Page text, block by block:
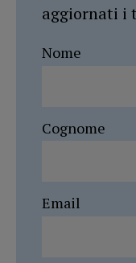
aggiornati i
Nome
Cognome
Email